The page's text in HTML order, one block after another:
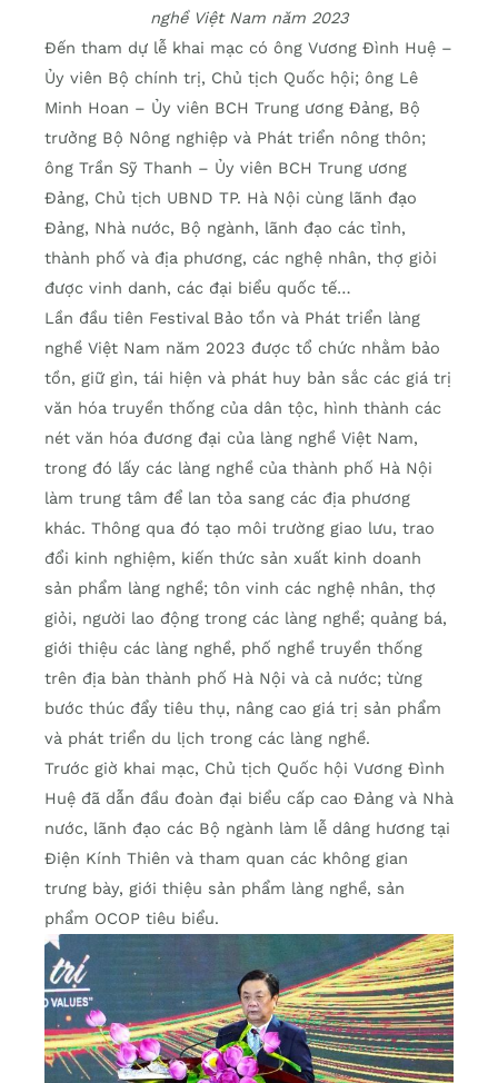
nghề Việt Nam năm 2023
Đến tham dự lễ khai mạc có ông Vương Đình Huệ –
Ủy viên Bộ chính trị, Chủ tịch Quốc hội; ông Lê
Minh Hoan – Ủy viên BCH Trung ương Đảng, Bộ
trưởng Bộ Nông nghiệp và Phát triển nông thôn;
ông Trần Sỹ Thanh – Ủy viên BCH Trung ương
Đảng, Chủ tịch UBND TP. Hà Nội cùng lãnh đạo
Đảng, Nhà nước, Bộ ngành, lãnh đạo các tỉnh,
thành phố và địa phương, các nghệ nhân, thợ giỏi
được vinh danh, các đại biểu quốc tế…
Lần đầu tiên Festival Bảo tồn và Phát triển làng
nghề Việt Nam năm 2023 được tổ chức nhằm bảo
tồn, giữ gìn, tái hiện và phát huy bản sắc các giá trị
văn hóa truyền thống của dân tộc, hình thành các
nét văn hóa đương đại của làng nghề Việt Nam,
trong đó lấy các làng nghề của thành phố Hà Nội
làm trung tâm để lan tỏa sang các địa phương
khác. Thông qua đó tạo môi trường giao lưu, trao
đổi kinh nghiệm, kiến thức sản xuất kinh doanh
sản phẩm làng nghề; tôn vinh các nghệ nhân, thợ
giỏi, người lao động trong các làng nghề; quảng bá,
giới thiệu các làng nghề, phố nghề truyền thống
trên địa bàn thành phố Hà Nội và cả nước; từng
bước thúc đẩy tiêu thụ, nâng cao giá trị sản phẩm
và phát triển du lịch trong các làng nghề.
Trước giờ khai mạc, Chủ tịch Quốc hội Vương Đình
Huệ đã dẫn đầu đoàn đại biểu cấp cao Đảng và Nhà
nước, lãnh đạo các Bộ ngành làm lễ dâng hương tại
Điện Kính Thiên và tham quan các không gian
trưng bày, giới thiệu sản phẩm làng nghề, sản
phẩm OCOP tiêu biểu.